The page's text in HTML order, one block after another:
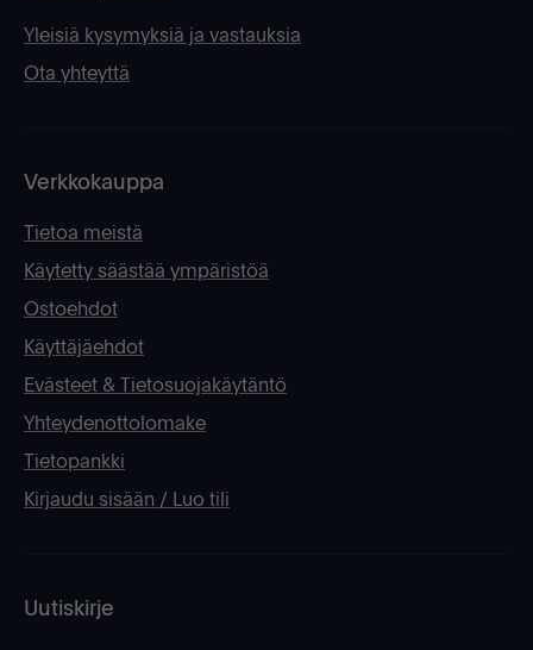
Yleisiä kysymyksiä ja vastauksia
Ota yhteyttä
Verkkokauppa
Tietoa meistä
Käytetty säästää ympäristöä
Ostoehdot
Käyttäjäehdot
Evästeet & Tietosuojakäytäntö
Yhteydenottolomake
Tietopankki
Kirjaudu sisään / Luo tili
Uutiskirje